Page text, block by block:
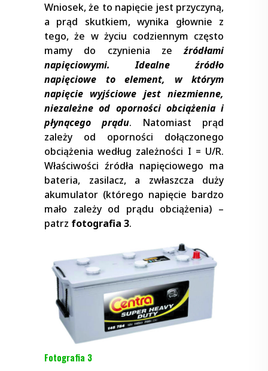
Wniosek, że to napięcie jest przyczyną,
a prąd skutkiem, wynika głownie z
tego, że w życiu codziennym często
mamy do czynienia zeźródłami
napięciowymi. Idealne źródło
napięciowe to element, w którym
napięcie wyjściowe jest niezmienne,
niezależne od oporności obciążenia i
płynącego prądu. Natomiast prąd
zależy od oporności dołączonego
obciążenia według zależności I = U/R.
Właściwości źródła napięciowego ma
bateria, zasilacz, a zwłaszcza duży
akumulator (którego napięcie bardzo
mało zależy od prądu obciążenia) –
patrz fotografia 3.
Fotografia 3